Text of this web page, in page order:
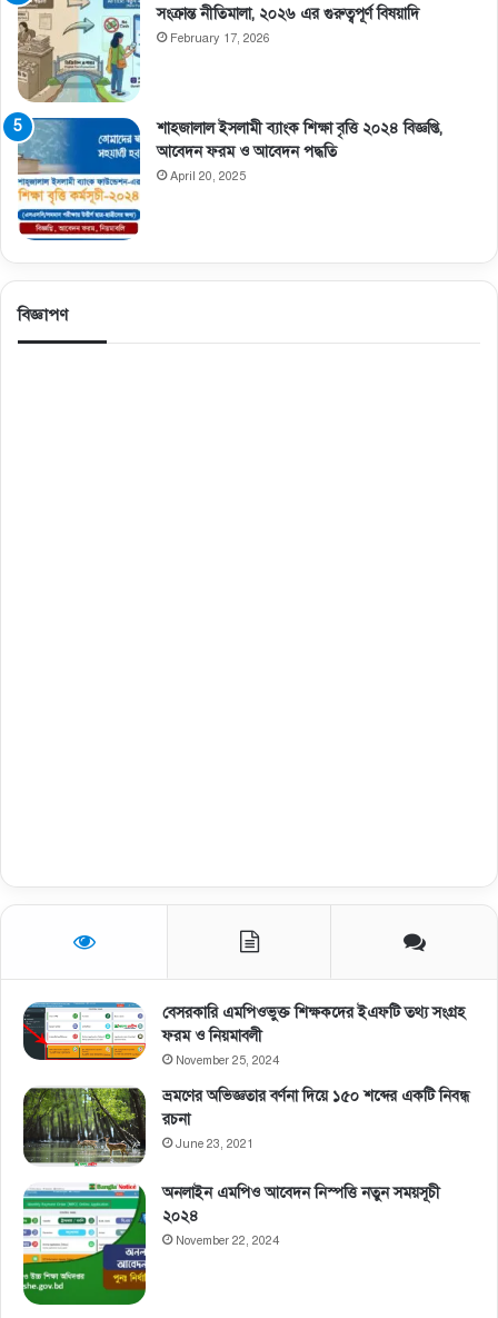
সংক্রান্ত নীতিমালা, ২০২৬ এর গুরুত্বপূর্ণ বিষয়াদি
February 17, 2026
শাহজালাল ইসলামী ব্যাংক শিক্ষা বৃত্তি ২০২৪ বিজ্ঞপ্তি,
আবেদন ফরম ও আবেদন পদ্ধতি
April 20, 2025
বিজ্ঞাপণ
বেসরকারি এমপিওভুক্ত শিক্ষকদের ইএফটি তথ্য সংগ্রহ
ফরম ও নিয়মাবলী
November 25, 2024
ভ্রমণের অভিজ্ঞতার বর্ণনা দিয়ে ১৫০ শব্দের একটি নিবন্ধ
রচনা
June 23, 2021
অনলাইন এমপিও আবেদন নিস্পত্তি নতুন সময়সূচী
২০২৪
November 22, 2024